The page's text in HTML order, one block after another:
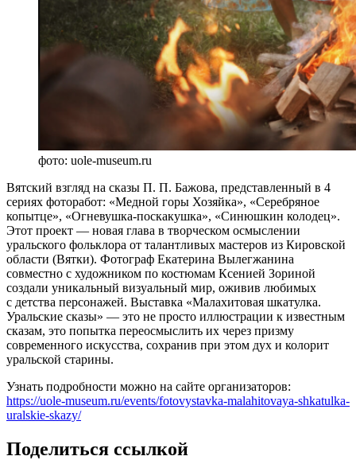
фото: uole-museum.ru
Вятский взгляд на сказы П. П. Бажова, представленный в 4
сериях фоторабот: «Медной горы Хозяйка», «Серебряное
копытце», «Огневушка-поскакушка», «Синюшкин колодец».
Этот проект — новая глава в творческом осмыслении
уральского фольклора от талантливых мастеров из Кировской
области (Вятки). Фотограф Екатерина Вылегжанина
совместно с художником по костюмам Ксенией Зориной
создали уникальный визуальный мир, оживив любимых
с детства персонажей. Выставка «Малахитовая шкатулка.
Уральские сказы» — это не просто иллюстрации к известным
сказам, это попытка переосмыслить их через призму
современного искусства, сохранив при этом дух и колорит
уральской старины.
Узнать подробности можно на сайте организаторов:
https://uole-museum.ru/events/fotovystavka-malahitovaya-shkatulka-
uralskie-skazy/
Поделиться ссылкой